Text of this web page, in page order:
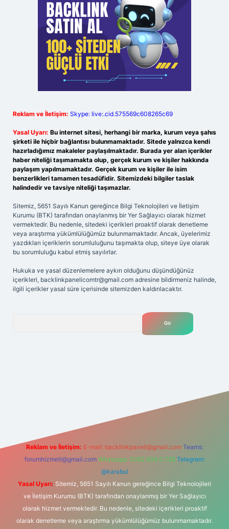
Reklam ve İletişim: Skype: live:.cid.575569c608265c69
Yasal Uyarı: Bu internet sitesi, herhangi bir marka, kurum veya şahıs
şirketi ile hiçbir bağlantısı bulunmamaktadır. Sitede yalnızca kendi
hazırladığımız makaleler paylaşılmaktadır. Burada yer alan içerikler
haber niteliği taşımamakta olup, gerçek kurum ve kişiler hakkında
paylaşım yapılmamaktadır. Gerçek kurum ve kişiler ile isim
benzerlikleri tamamen tesadüfidir. Sitemizdeki bilgiler taslak
halindedir ve tavsiye niteliği taşımazlar.
Sitemiz, 5651 Sayılı Kanun gereğince Bilgi Teknolojileri ve İletişim
Kurumu (BTK) tarafından onaylanmış bir Yer Sağlayıcı olarak hizmet
vermektedir. Bu nedenle, sitedeki içerikleri proaktif olarak denetleme
veya araştırma yükümlülüğümüz bulunmamaktadır. Ancak, üyelerimiz
yazdıkları içeriklerin sorumluluğunu taşımakta olup, siteye üye olarak
bu sorumluluğu kabul etmiş sayılırlar.
Hukuka ve yasal düzenlemelere aykırı olduğunu düşündüğünüz
içerikleri, backlinkpanelicomtr@gmail.com adresine bildirmeniz halinde,
ilgili içerikler yasal süre içerisinde sitemizden kaldırılacaktır.
Reklam ve İletişim: E-mail: backlinkpaneli@gmail.com Teams:
forumhizmeti@gmail.com Whatsapp: 0262 606 0 726 Telegram:
@karabul
Yasal Uyarı: Sitemiz, 5651 Sayılı Kanun gereğince Bilgi Teknolojileri
ve İletişim Kurumu (BTK) tarafından onaylanmış bir Yer Sağlayıcı
olarak hizmet vermektedir. Bu nedenle, sitedeki içerikleri proaktif
olarak denetleme veya araştırma yükümlülüğümüz bulunmamaktadır.